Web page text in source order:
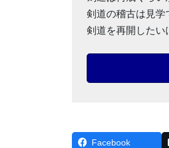
剣道の稽古は見学
剣道を再開したい
Facebook